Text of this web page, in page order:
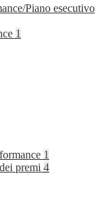
Piano esecutivo
1
1
premi 4